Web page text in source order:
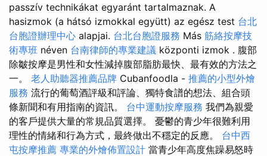
passzív technikákat egyaránt tartalmaznak. A
hasizmok (a hátsó izmokkal együtt) az egész test 台北
台胞證辦理中心 alapjai. 台北台胞證服務 Más 筋絡按摩技
術專班 néven 台南律師的專業建議 központi izmok . 腹部
除皺按摩是男性和女性減掉腹部脂肪最快、最有效的方法之
一。 老人助聽器推薦品牌 Cubanfoodla - 推薦的小型外燴
服務 流行的葡萄酒評級和評論、獨特食譜的想法、組合頭
條新聞和有用指南的資訊。 台中運動按摩服務 我們為親愛
的客戶提供大量的常規品質選擇。 憂鬱的青少年很難利用
理性的情緒和行為方式，最終做出不穩定的反應。 台中西
屯按摩推薦 專業的外燴佈置設計 當青少年高度焦躁易怒時